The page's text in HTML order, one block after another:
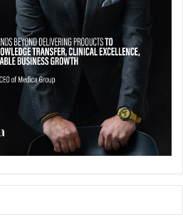
المستحضرات الطبية التي
إلى جانب العناية اليومية
مواد مرطبة ملينة.
في بعض أنواع الصدفية،
الى العلاج الضوئي الذي يتم
من أجل إبطاء نمو خلايا
كثافة الضوء ومدة التعرض